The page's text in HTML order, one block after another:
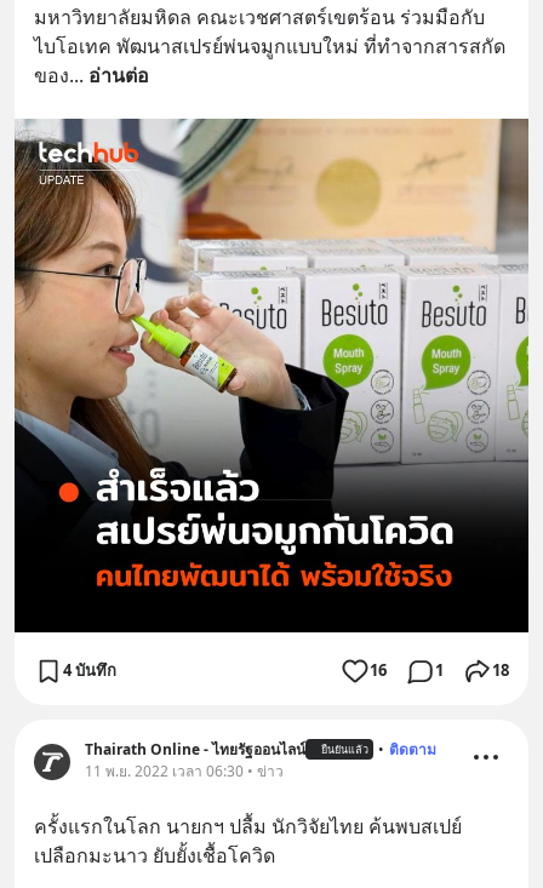
มหาวิทยาลัยมหิดล คณะเวชศาสตร์เขตร้อน ร่วมมือกับ
ไบโอเทค พัฒนาสเปรย์พ่นจมูกแบบใหม่ ที่ทำจากสารสกัด
ของ... อ่านต่อ
4 บันทึก 16 1 18
Thairath Online - ไทยรัฐออนไลน์ ยืนยันแล้ว • ติดตาม
11 พ.ย. 2022 เวลา 06:30 • ข่าว
ครั้งแรกในโลก นายกฯ ปลื้ม นักวิจัยไทย ค้นพบสเปย์
เปลือกมะนาว ยับยั้งเชื้อโควิด